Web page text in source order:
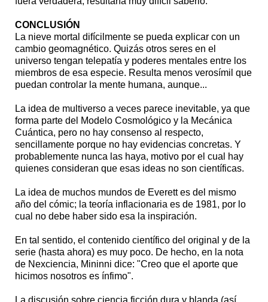
CONCLUSIÓN
La nieve mortal difícilmente se pueda explicar con un
cambio geomagnético. Quizás otros seres en el
universo tengan telepatía y poderes mentales entre los
miembros de esa especie. Resulta menos verosímil que
puedan controlar la mente humana, aunque...
La idea de multiverso a veces parece inevitable, ya que
forma parte del Modelo Cosmológico y la Mecánica
Cuántica, pero no hay consenso al respecto,
sencillamente porque no hay evidencias concretas. Y
probablemente nunca las haya, motivo por el cual hay
quienes consideran que esas ideas no son científicas.
La idea de muchos mundos de Everett es del mismo
año del cómic; la teoría inflacionaria es de 1981, por lo
cual no debe haber sido esa la inspiración.
En tal sentido, el contenido científico del original y de la
serie (hasta ahora) es muy poco. De hecho, en la nota
de Nexciencia, Mininni dice: "Creo que el aporte que
hicimos nosotros es ínfimo".
La discusión sobre ciencia ficción dura y blanda (así